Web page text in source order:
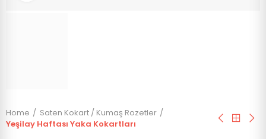
Home
Saten Kokart / Kumaş Rozetler
Yeşilay Haftası Yaka Kokartları